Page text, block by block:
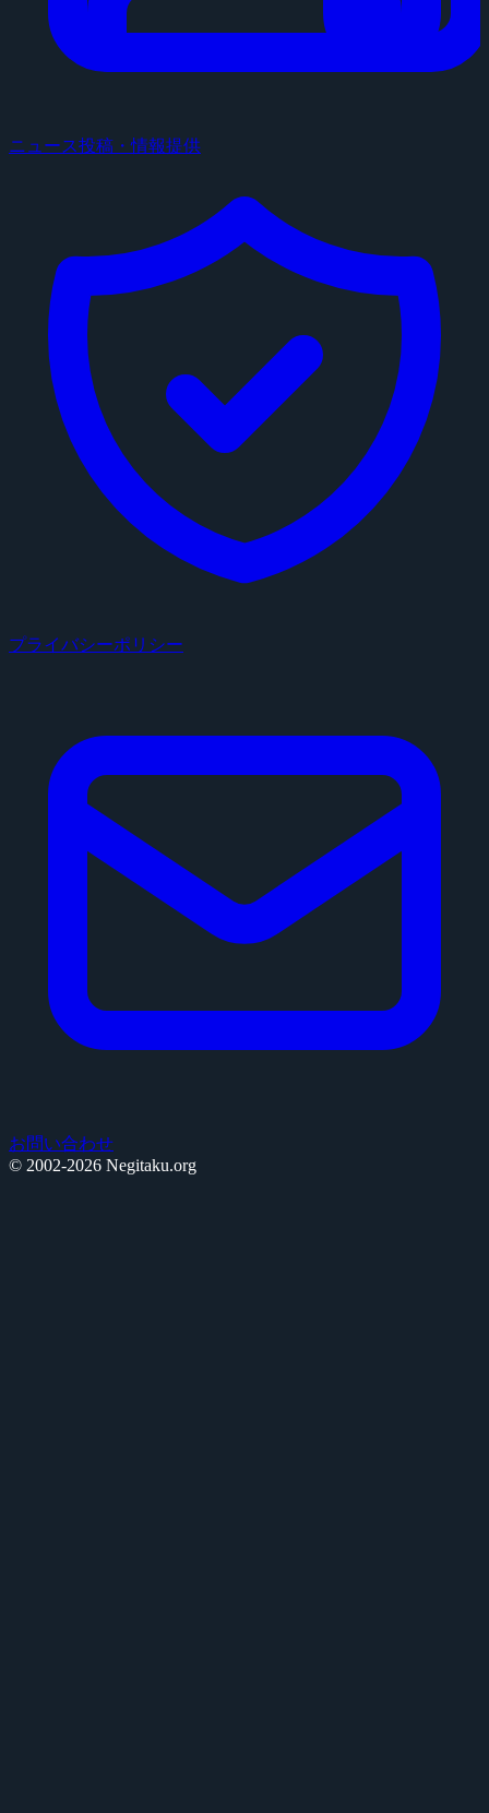
ニュース投稿・情報提供
プライバシーポリシー
お問い合わせ
© 2002-2026 Negitaku.org